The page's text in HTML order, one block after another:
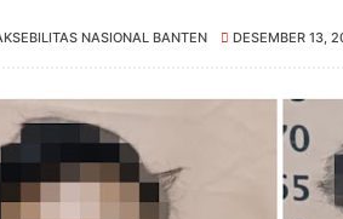
NASIONAL BANTEN DESEMBER 13,